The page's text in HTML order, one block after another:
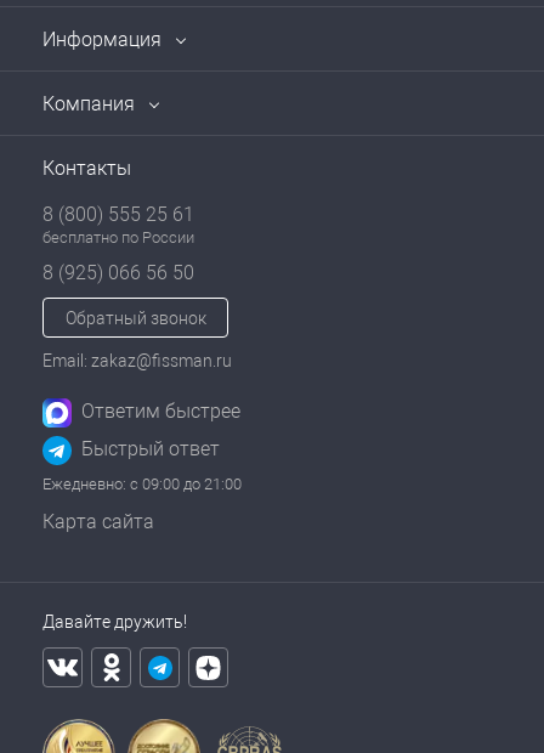
Информация
Компания
Контакты
8 (800) 555 25 61
бесплатно по России
8 (925) 066 56 50
Обратный звонок
Email: zakaz@fissman.ru
Ответим быстрее
Быстрый ответ
Ежедневно: с 09:00 до 21:00
Карта сайта
Давайте дружить!